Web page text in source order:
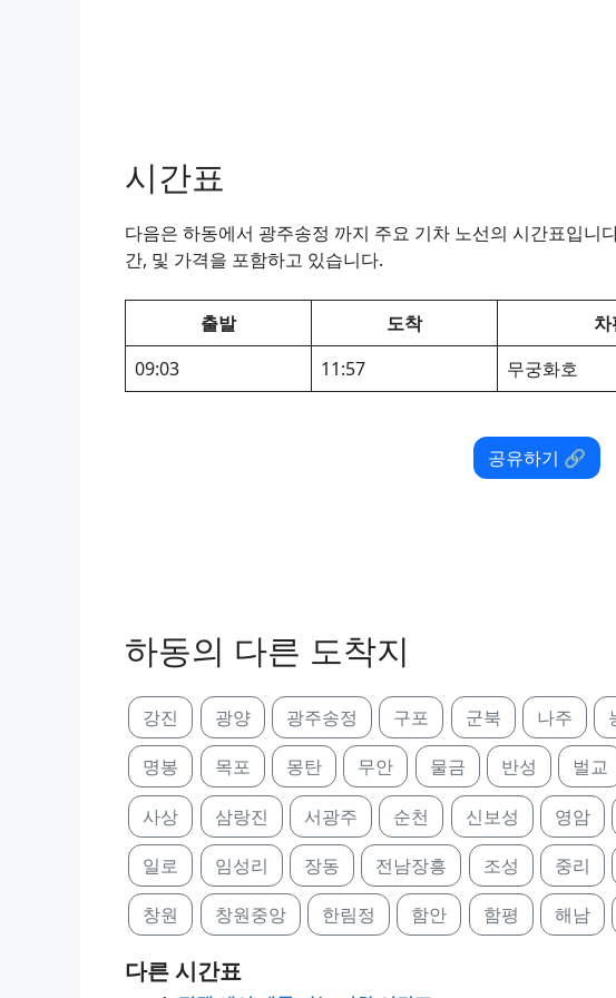
시간표
다음은 하동에서 광주송정 까지 주요 기차 노선의 시간표입니
간, 및 가격을 포함하고 있습니다.
출발 도착
09:03
11:57 무궁화호
공유하기 🔗
하동의 다른 도착지
강진 광양 광주송정 구포 군북 나주
명봉 목포 몽탄 무안 물금 반성 벌교
사상 삼랑진 서광주 순천 신보성 영암
일로 임성리 장동 전남장흥 조성 중리
창원 창원중앙 한림정 함안 함평 해남
다른 시간표